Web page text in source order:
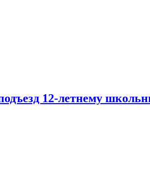
12-летнему